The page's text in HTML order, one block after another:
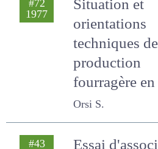
#72
Situation et
orientations
techniques de
production
fourragère en
Orsi S.